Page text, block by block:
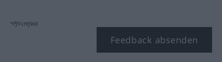
*Pflichtfeld
Feedback absenden